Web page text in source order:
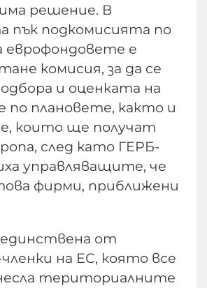
решение. В
пък подкомисията по
еврофондовете е
комисия, за да се
и оценката на
плановете, както и
които ще получат
след като ГЕРБ-
управляващите, че
фирми, приближени
единствена от
на ЕС, която все
териториалните